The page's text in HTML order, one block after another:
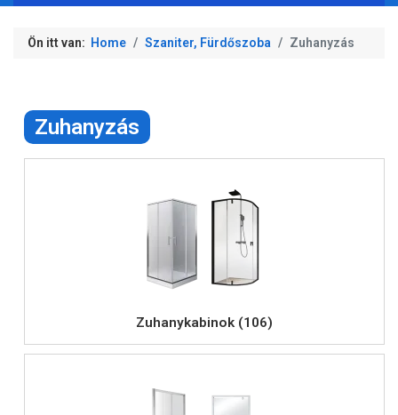
Ön itt van: Home Szaniter, Fürdőszoba Zuhanyzás
Zuhanyzás
Zuhanykabinok (106)